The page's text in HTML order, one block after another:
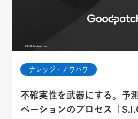
ナレッジ・ノウハウ
不確実性を武器にする。予
ベーションのプロセス「